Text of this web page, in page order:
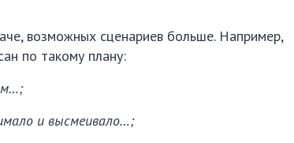
возможных сценариев больше. Например,
по такому плану:
и высмеивало…;